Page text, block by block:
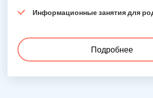
Информационные занятия для
Подробнее